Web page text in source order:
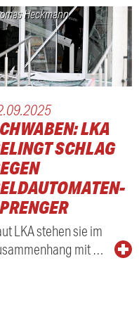
Heckmann
LKA
SCHLAG
LKA stehen sie im
mit …